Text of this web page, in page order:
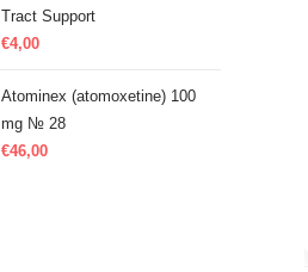
Tract Support
€4,00
Atominex (atomoxetine) 100
mg № 28
€46,00